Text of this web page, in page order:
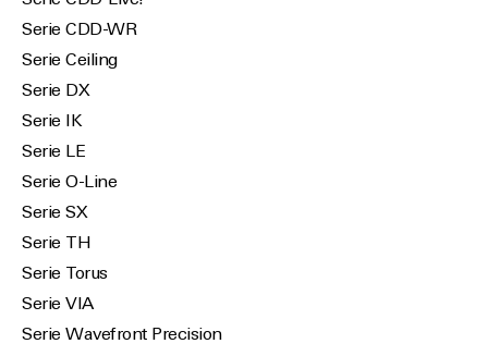
Serie CDD-WR
Serie Ceiling
Serie DX
Serie IK
Serie LE
Serie O-Line
Serie SX
Serie TH
Serie Torus
Serie VIA
Serie Wavefront Precision